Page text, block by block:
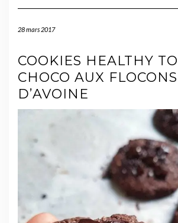
28 mars 2017
COOKIES HEALTHY
CHOCO AUX FLOCONS
D’AVOINE